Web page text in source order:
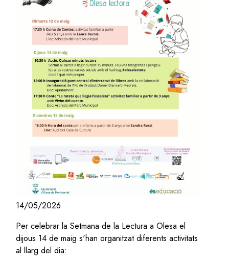
14/05/2026
Per celebrar la Setmana de la Lectura a Olesa el
dijous 14 de maig s'han organitzat diferents activitats
al llarg del dia: